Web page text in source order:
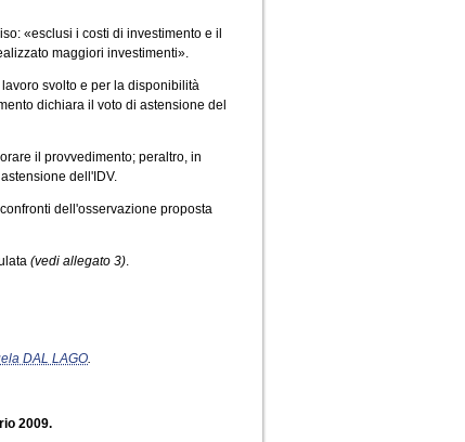
«esclusi i costi di investimento e il
maggiori investimenti».
svolto e per la disponibilità
dichiara il voto di astensione del
il provvedimento; peraltro, in
dell'IDV.
dell'osservazione proposta
(vedi allegato 3).
DAL LAGO.
2009.